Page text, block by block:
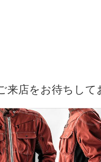
来店をお待ちして